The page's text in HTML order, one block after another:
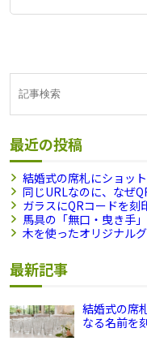
最近の投稿
結婚式の席札にショッ
印できますか？
同じURLなのに、なぜ
ガラスにQRコードを刻
したこと
馬具の「無口・曳き手
を刻印しました
木を使ったオリジナル
最新記事
結婚式の席
なる名前を